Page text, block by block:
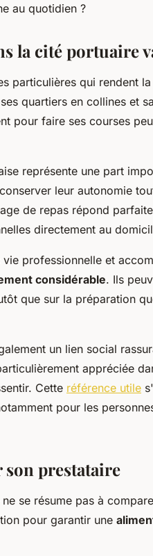
au quotidien ?
la cité portuaire
particulières qui rendent
quartiers en collines et sa
pour faire ses courses
représente une part
leur autonomie
de repas répond
directement au
professionnelle et
considérable. Ils
que sur la préparation
un lien social
appréciée
Cette référence utile
pour les
prestataire
se résume pas à
pour garantir une